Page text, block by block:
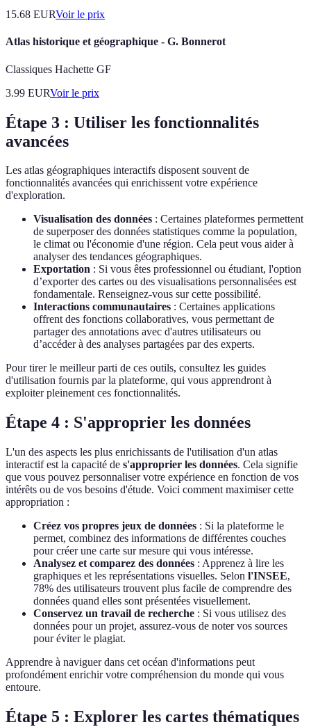
15.68 EURVoir le prix
Atlas historique et géographique - G. Bonnerot
Classiques Hachette GF
3.99 EURVoir le prix
Étape 3 : Utiliser les fonctionnalités
avancées
Les atlas géographiques interactifs disposent souvent de
fonctionnalités avancées qui enrichissent votre expérience
d'exploration.
Visualisation des données : Certaines plateformes permettent
de superposer des données statistiques comme la population,
le climat ou l'économie d'une région. Cela peut vous aider à
analyser des tendances géographiques.
Exportation : Si vous êtes professionnel ou étudiant, l'option
d’exporter des cartes ou des visualisations personnalisées est
fondamentale. Renseignez-vous sur cette possibilité.
Interactions communautaires : Certaines applications
offrent des fonctions collaboratives, vous permettant de
partager des annotations avec d'autres utilisateurs ou
d’accéder à des analyses partagées par des experts.
Pour tirer le meilleur parti de ces outils, consultez les guides
d'utilisation fournis par la plateforme, qui vous apprendront à
exploiter pleinement ces fonctionnalités.
Étape 4 : S'approprier les données
L'un des aspects les plus enrichissants de l'utilisation d'un atlas
interactif est la capacité de s'approprier les données. Cela signifie
que vous pouvez personnaliser votre expérience en fonction de vos
intérêts ou de vos besoins d'étude. Voici comment maximiser cette
appropriation :
Créez vos propres jeux de données : Si la plateforme le
permet, combinez des informations de différentes couches
pour créer une carte sur mesure qui vous intéresse.
Analysez et comparez des données : Apprenez à lire les
graphiques et les représentations visuelles. Selon l'INSEE,
78% des utilisateurs trouvent plus facile de comprendre des
données quand elles sont présentées visuellement.
Conservez un travail de recherche : Si vous utilisez des
données pour un projet, assurez-vous de noter vos sources
pour éviter le plagiat.
Apprendre à naviguer dans cet océan d'informations peut
profondément enrichir votre compréhension du monde qui vous
entoure.
Étape 5 : Explorer les cartes thématiques